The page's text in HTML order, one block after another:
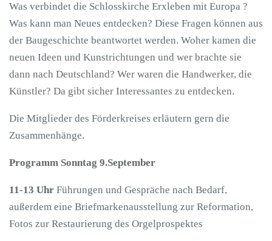
Was verbindet die Schlosskirche Erxleben mit Europa ?
Was kann man Neues entdecken? Diese Fragen können aus
der Baugeschichte beantwortet werden. Woher kamen die
neuen Ideen und Kunstrichtungen und wer brachte sie
dann nach Deutschland? Wer waren die Handwerker, die
Künstler? Da gibt sicher Interessantes zu entdecken.
Die Mitglieder des Förderkreises erläutern gern die
Zusammenhänge.
Programm Sonntag 9.September
11-13 Uhr Führungen und Gespräche nach Bedarf,
außerdem eine Briefmarkenausstellung zur Reformation,
Fotos zur Restaurierung des Orgelprospektes